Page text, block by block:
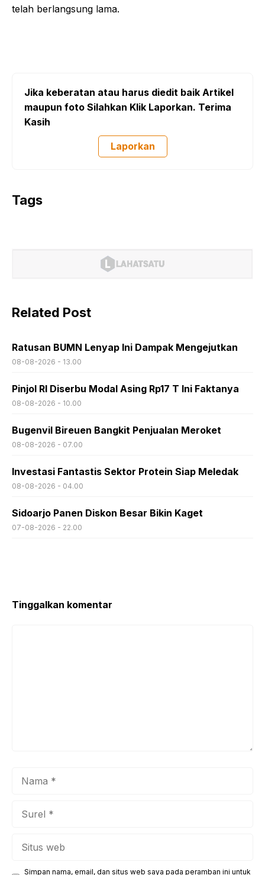
telah berlangsung lama.
Jika keberatan atau harus diedit baik Artikel
maupun foto Silahkan Klik Laporkan. Terima
Kasih
Laporkan
Tags
Related Post
Ratusan BUMN Lenyap Ini Dampak Mengejutkan
08-08-2026 - 13.00
Pinjol RI Diserbu Modal Asing Rp17 T Ini Faktanya
08-08-2026 - 10.00
Bugenvil Bireuen Bangkit Penjualan Meroket
08-08-2026 - 07.00
Investasi Fantastis Sektor Protein Siap Meledak
08-08-2026 - 04.00
Sidoarjo Panen Diskon Besar Bikin Kaget
07-08-2026 - 22.00
Tinggalkan komentar
Simpan nama, email, dan situs web saya pada peramban ini untuk